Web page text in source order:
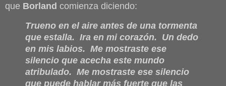
que Borland comienza diciendo:
Trueno en el aire antes de una tormenta
que estalla. Ira en mi corazón. Un dedo
en mis labios. Me mostraste ese
silencio que acecha este mundo
atribulado. Me mostraste ese silencio
que puede hablar más fuerte que las